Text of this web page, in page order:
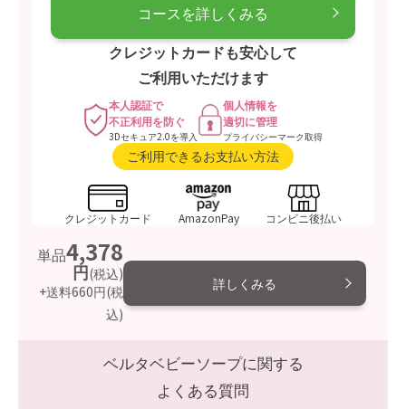
コースを詳しくみる
クレジットカードも安心して
ご利用いただけます
本人認証で
不正利用を防ぐ
3Dセキュア2.0を導入
個人情報を
適切に管理
プライバシーマーク取得
ご利用できるお支払い方法
クレジットカード AmazonPay コンビニ後払い
単品4,378
円(税込)
+送料660円(税
込)
詳しくみる
ベルタベビーソープに関する
よくある質問